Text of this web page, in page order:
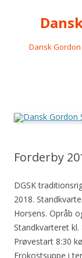
Dansk
Forderby
DGSK
2018.
Horsens. Opråb
Standkvarteret kl.
Prøvestart 8:30
Frokostsuppe i